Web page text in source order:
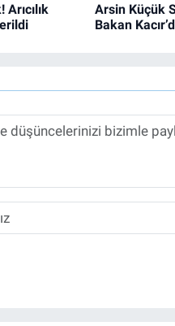
Arsin Küçük
Bakan